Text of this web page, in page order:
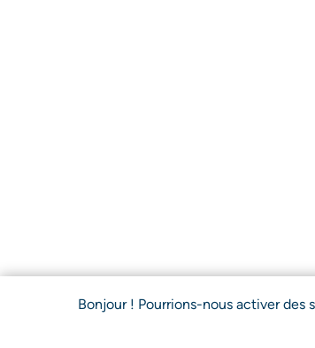
Bonjour ! Pourrions-nous activer des